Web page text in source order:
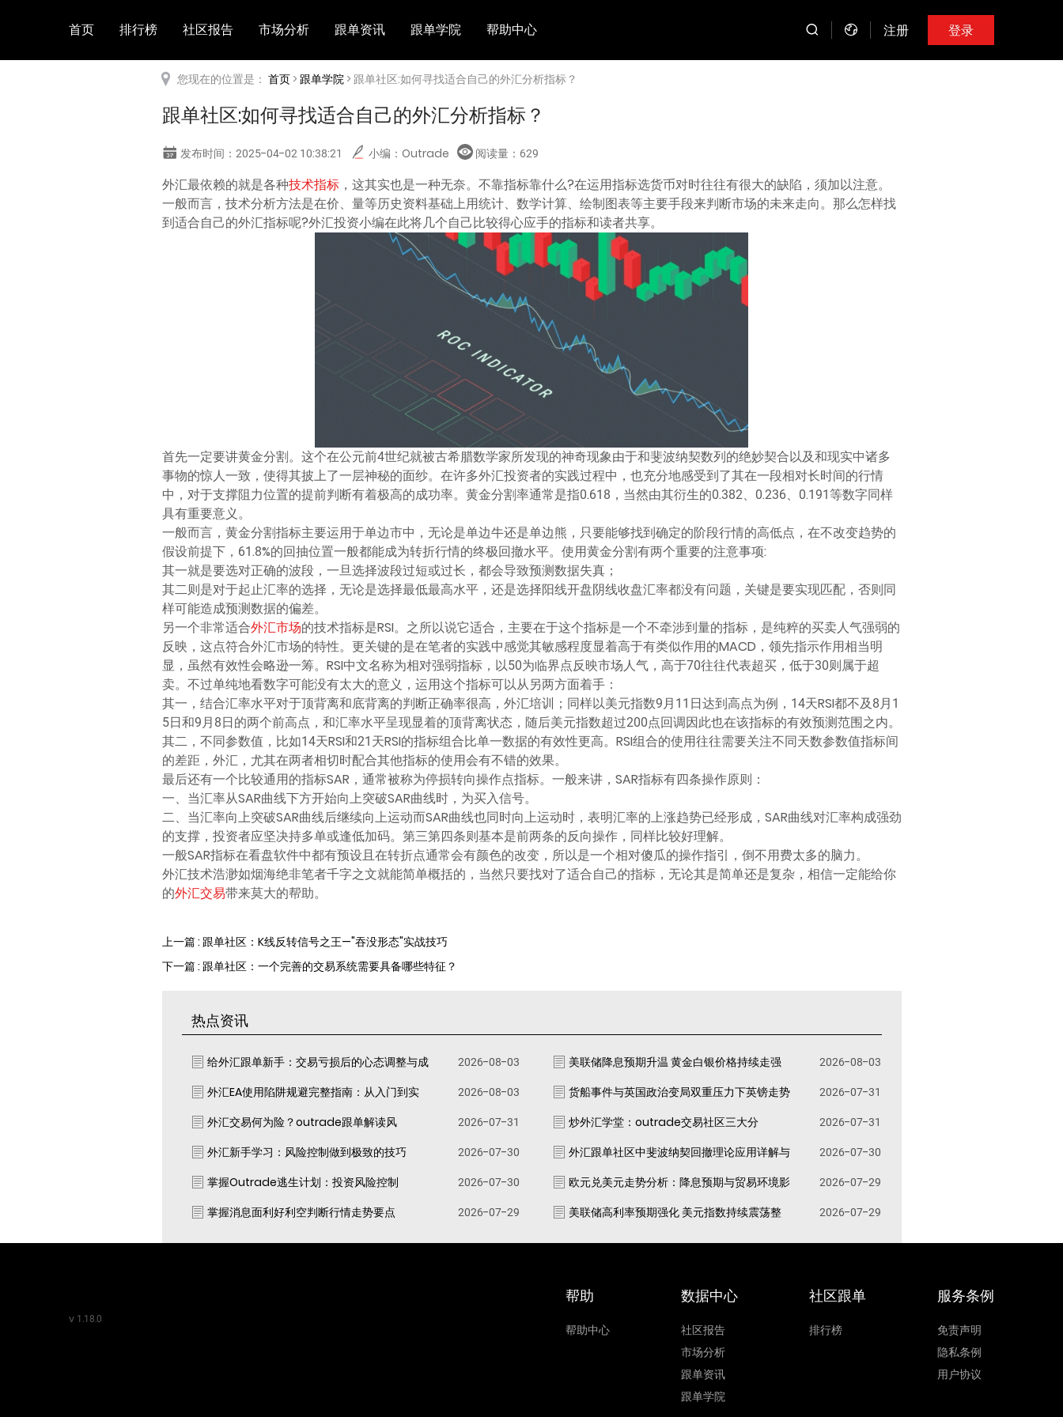
首页 排行榜 社区报告 市场分析 跟单资讯 跟单学院 帮助中心 注册 登录
您现在的位置是： 首页>跟单学院> 跟单社区:如何寻找适合自己的外汇分析指标？
跟单社区:如何寻找适合自己的外汇分析指标？
发布时间：2025-04-02 10:38:21 小编：Outrade 阅读量： 629
外汇最依赖的就是各种技术指标，这其实也是一种无奈。不靠指标靠什么?在运用指标选货币对时往往有很大的缺陷，须加以注意。
一般而言，技术分析方法是在价、量等历史资料基础上用统计、数学计算、绘制图表等主要手段来判断市场的未来走向。那么怎样找
到适合自己的外汇指标呢?外汇投资小编在此将几个自己比较得心应手的指标和读者共享。
首先一定要讲黄金分割。这个在公元前4世纪就被古希腊数学家所发现的神奇现象由于和斐波纳契数列的绝妙契合以及和现实中诸多
事物的惊人一致，使得其披上了一层神秘的面纱。在许多外汇投资者的实践过程中，也充分地感受到了其在一段相对长时间的行情
中，对于支撑阻力位置的提前判断有着极高的成功率。黄金分割率通常是指0.618，当然由其衍生的0.382、0.236、0.191等数字同样
具有重要意义。
一般而言，黄金分割指标主要运用于单边市中，无论是单边牛还是单边熊，只要能够找到确定的阶段行情的高低点，在不改变趋势的
假设前提下，61.8%的回抽位置一般都能成为转折行情的终极回撤水平。使用黄金分割有两个重要的注意事项:
其一就是要选对正确的波段，一旦选择波段过短或过长，都会导致预测数据失真；
其二则是对于起止汇率的选择，无论是选择最低最高水平，还是选择阳线开盘阴线收盘汇率都没有问题，关键是要实现匹配，否则同
样可能造成预测数据的偏差。
另一个非常适合外汇市场的技术指标是RSI。之所以说它适合，主要在于这个指标是一个不牵涉到量的指标，是纯粹的买卖人气强弱的
反映，这点符合外汇市场的特性。更关键的是在笔者的实践中感觉其敏感程度显着高于有类似作用的MACD，领先指示作用相当明
显，虽然有效性会略逊一筹。RSI中文名称为相对强弱指标，以50为临界点反映市场人气，高于70往往代表超买，低于30则属于超
卖。不过单纯地看数字可能没有太大的意义，运用这个指标可以从另两方面着手：
其一，结合汇率水平对于顶背离和底背离的判断正确率很高，外汇培训；同样以美元指数9月11日达到高点为例，14天RSI都不及8月1
5日和9月8日的两个前高点，和汇率水平呈现显着的顶背离状态，随后美元指数超过200点回调因此也在该指标的有效预测范围之内。
其二，不同参数值，比如14天RSI和21天RSI的指标组合比单一数据的有效性更高。RSI组合的使用往往需要关注不同天数参数值指标间
的差距，外汇，尤其在两者相切时配合其他指标的使用会有不错的效果。
最后还有一个比较通用的指标SAR，通常被称为停损转向操作点指标。一般来讲，SAR指标有四条操作原则：
一、当汇率从SAR曲线下方开始向上突破SAR曲线时，为买入信号。
二、当汇率向上突破SAR曲线后继续向上运动而SAR曲线也同时向上运动时，表明汇率的上涨趋势已经形成，SAR曲线对汇率构成强劲
的支撑，投资者应坚决持多单或逢低加码。第三第四条则基本是前两条的反向操作，同样比较好理解。
一般SAR指标在看盘软件中都有预设且在转折点通常会有颜色的改变，所以是一个相对傻瓜的操作指引，倒不用费太多的脑力。
外汇技术浩渺如烟海绝非笔者千字之文就能简单概括的，当然只要找对了适合自己的指标，无论其是简单还是复杂，相信一定能给你
的外汇交易带来莫大的帮助。
上一篇 : 跟单社区：K线反转信号之王—"吞没形态"实战技巧
下一篇 : 跟单社区：一个完善的交易系统需要具备哪些特征？
热点资讯
给外汇跟单新手：交易亏损后的心态调整与成 2026-08-03 美联储降息预期升温 黄金白银价格持续走强
2026-08-03
外汇EA使用陷阱规避完整指南：从入门到实
2026-08-03 货船事件与英国政治变局双重压力下英镑走势
2026-07-31
外汇交易何为险？outrade跟单解读风
2026-07-31 炒外汇学堂：outrade交易社区三大分
2026-07-31
外汇新手学习：风险控制做到极致的技巧
2026-07-30 外汇跟单社区中斐波纳契回撤理论应用详解与
2026-07-30
掌握Outrade逃生计划：投资风险控制
2026-07-30 欧元兑美元走势分析：降息预期与贸易环境影
2026-07-29
掌握消息面利好利空判断行情走势要点
2026-07-29 美联储高利率预期强化 美元指数持续震荡整 2026-07-29
v 1.18.0
帮助
帮助中心
数据中心
社区报告
市场分析
跟单资讯
跟单学院
社区跟单
排行榜
服务条例
免责声明
隐私条例
用户协议